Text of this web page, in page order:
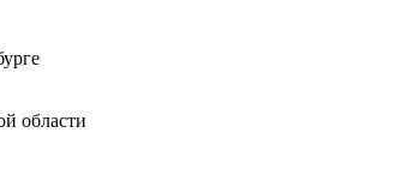
области